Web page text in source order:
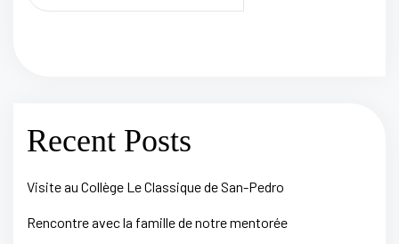
Recent Posts
Visite au Collège Le Classique de San-Pedro
Rencontre avec la famille de notre mentorée